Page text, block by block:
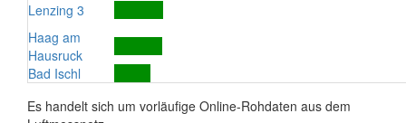
Lenzing 3
Haag am
Hausruck
Bad Ischl
Es handelt sich um vorläufige Online-Rohdaten aus dem